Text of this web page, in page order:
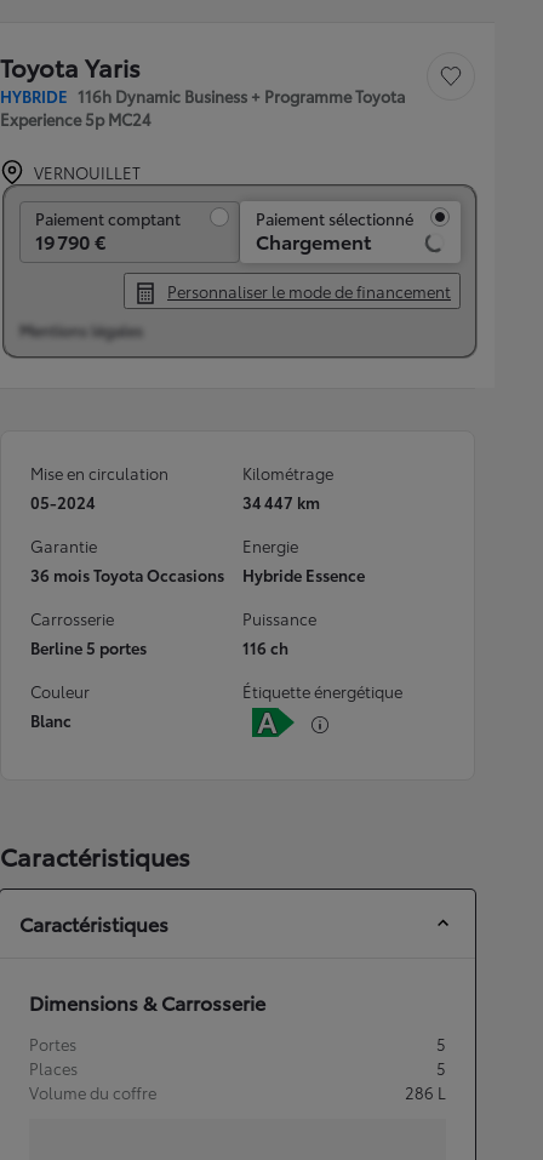
Toyota Yaris
HYBRIDE 116h Dynamic Business + Programme Toyota
Experience 5p MC24
Sauvegarder le
VERNOUILLET
Paiement comptant
19 790 €
Paiement sélectionné
Chargement
Personnaliser le mode de financement
Mentions légales
Mise en circulation
05-2024
Kilométrage
34 447 km
Garantie
36 mois Toyota Occasions
Energie
Hybride Essence
Carrosserie
Berline 5 portes
Puissance
116 ch
Couleur
Blanc
Étiquette énergétique
Caractéristiques
Caractéristiques
Dimensions & Carrosserie
Portes
5
Places
5
Volume du coffre
286 L